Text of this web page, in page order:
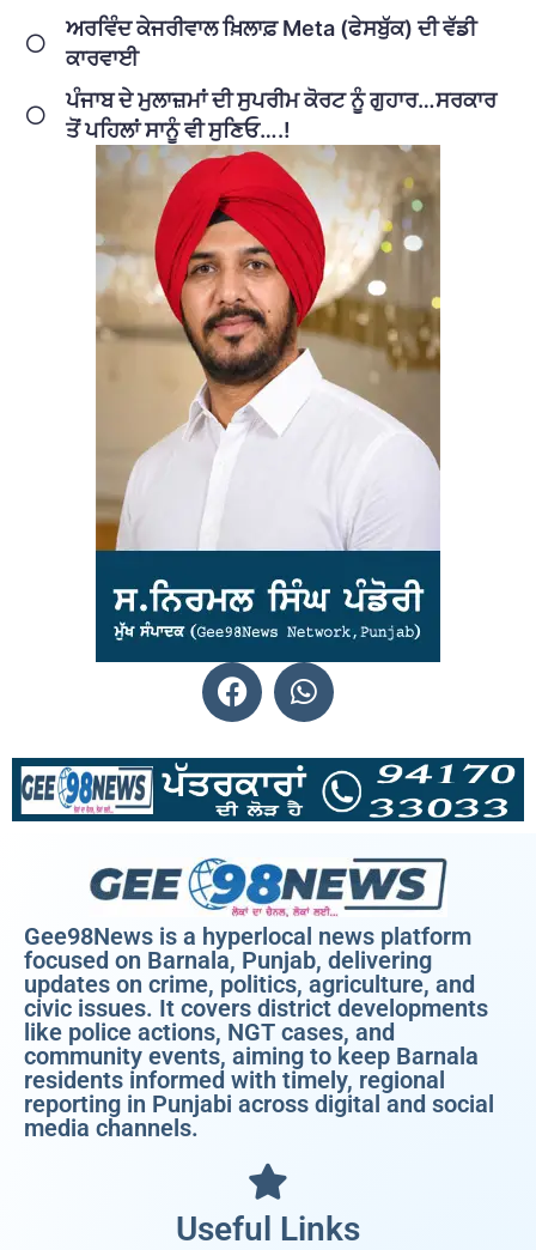
ਅਰਵਿੰਦ ਕੇਜਰੀਵਾਲ ਖ਼ਿਲਾਫ਼ Meta (ਫੇਸਬੁੱਕ) ਦੀ ਵੱਡੀ
ਕਾਰਵਾਈ
ਪੰਜਾਬ ਦੇ ਮੁਲਾਜ਼ਮਾਂ ਦੀ ਸੁਪਰੀਮ ਕੋਰਟ ਨੂੰ ਗੁਹਾਰ…ਸਰਕਾਰ
ਤੋਂ ਪਹਿਲਾਂ ਸਾਨੂੰ ਵੀ ਸੁਣਿਓ….!
Gee98News is a hyperlocal news platform
focused on Barnala, Punjab, delivering
updates on crime, politics, agriculture, and
civic issues. It covers district developments
like police actions, NGT cases, and
community events, aiming to keep Barnala
residents informed with timely, regional
reporting in Punjabi across digital and social
media channels.
Useful Links